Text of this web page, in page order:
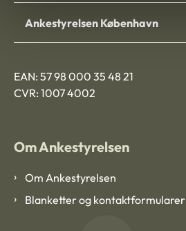
Ankestyrelsen København
EAN: 57 98 000 35 48 21
CVR: 1007 4002
Om Ankestyrelsen
Om Ankestyrelsen
Blanketter og kontaktformularer